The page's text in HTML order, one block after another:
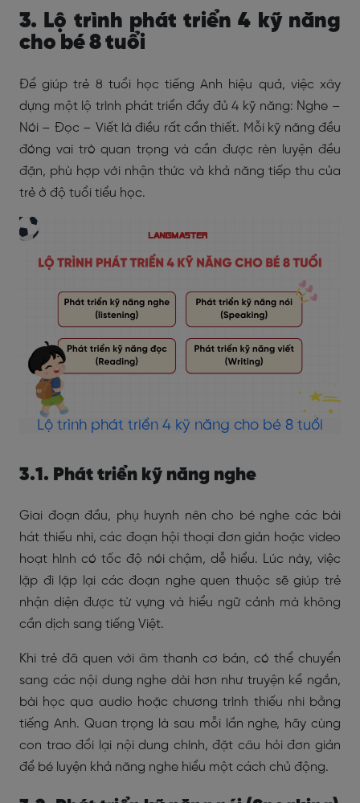
3. Lộ trình phát triển 4 kỹ năng
cho bé 8 tuổi
Để giúp trẻ 8 tuổi học tiếng Anh hiệu quả, việc xây
dựng một lộ trình phát triển đầy đủ 4 kỹ năng: Nghe –
Nói – Đọc – Viết là điều rất cần thiết. Mỗi kỹ năng đều
đóng vai trò quan trọng và cần được rèn luyện đều
đặn, phù hợp với nhận thức và khả năng tiếp thu của
trẻ ở độ tuổi tiểu học.
Lộ trình phát triển 4 kỹ năng cho bé 8 tuổi
3.1. Phát triển kỹ năng nghe
Giai đoạn đầu, phụ huynh nên cho bé nghe các bài
hát thiếu nhi, các đoạn hội thoại đơn giản hoặc video
hoạt hình có tốc độ nói chậm, dễ hiểu. Lúc này, việc
lặp đi lặp lại các đoạn nghe quen thuộc sẽ giúp trẻ
nhận diện được từ vựng và hiểu ngữ cảnh mà không
cần dịch sang tiếng Việt.
Khi trẻ đã quen với âm thanh cơ bản, có thể chuyển
sang các nội dung nghe dài hơn như truyện kể ngắn,
bài học qua audio hoặc chương trình thiếu nhi bằng
tiếng Anh. Quan trọng là sau mỗi lần nghe, hãy cùng
con trao đổi lại nội dung chính, đặt câu hỏi đơn giản
để bé luyện khả năng nghe hiểu một cách chủ động.